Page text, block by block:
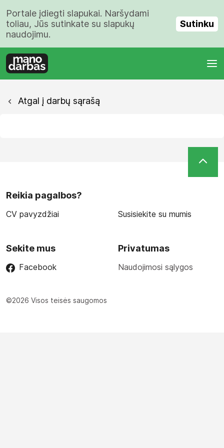
Portale įdiegti slapukai. Naršydami
toliau, Jūs sutinkate su slapukų
naudojimu.
Sutinku
Atgal į darbų sąrašą
Reikia pagalbos?
CV pavyzdžiai Susisiekite su mumis
Sekite mus
Facebook
Privatumas
Naudojimosi sąlygos
©2026 Visos teisės saugomos